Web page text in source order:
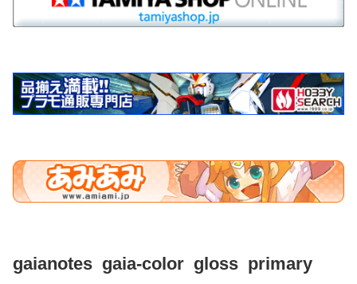
gaianotes gaia-color gloss primary